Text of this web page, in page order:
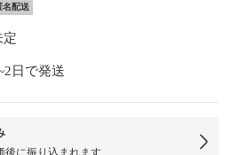
名配送
定
日で発送
後に振り込まれます